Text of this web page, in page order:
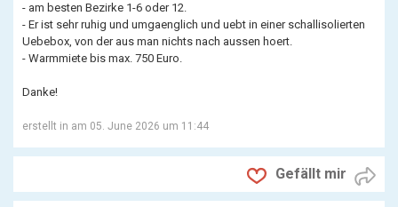
- am besten Bezirke 1-6 oder 12.
- Er ist sehr ruhig und umgaenglich und uebt in einer schallisolierten
Uebebox, von der aus man nichts nach aussen hoert.
- Warmmiete bis max. 750 Euro.
Danke!
erstellt in am 05. June 2026 um 11:44
Gefällt mir